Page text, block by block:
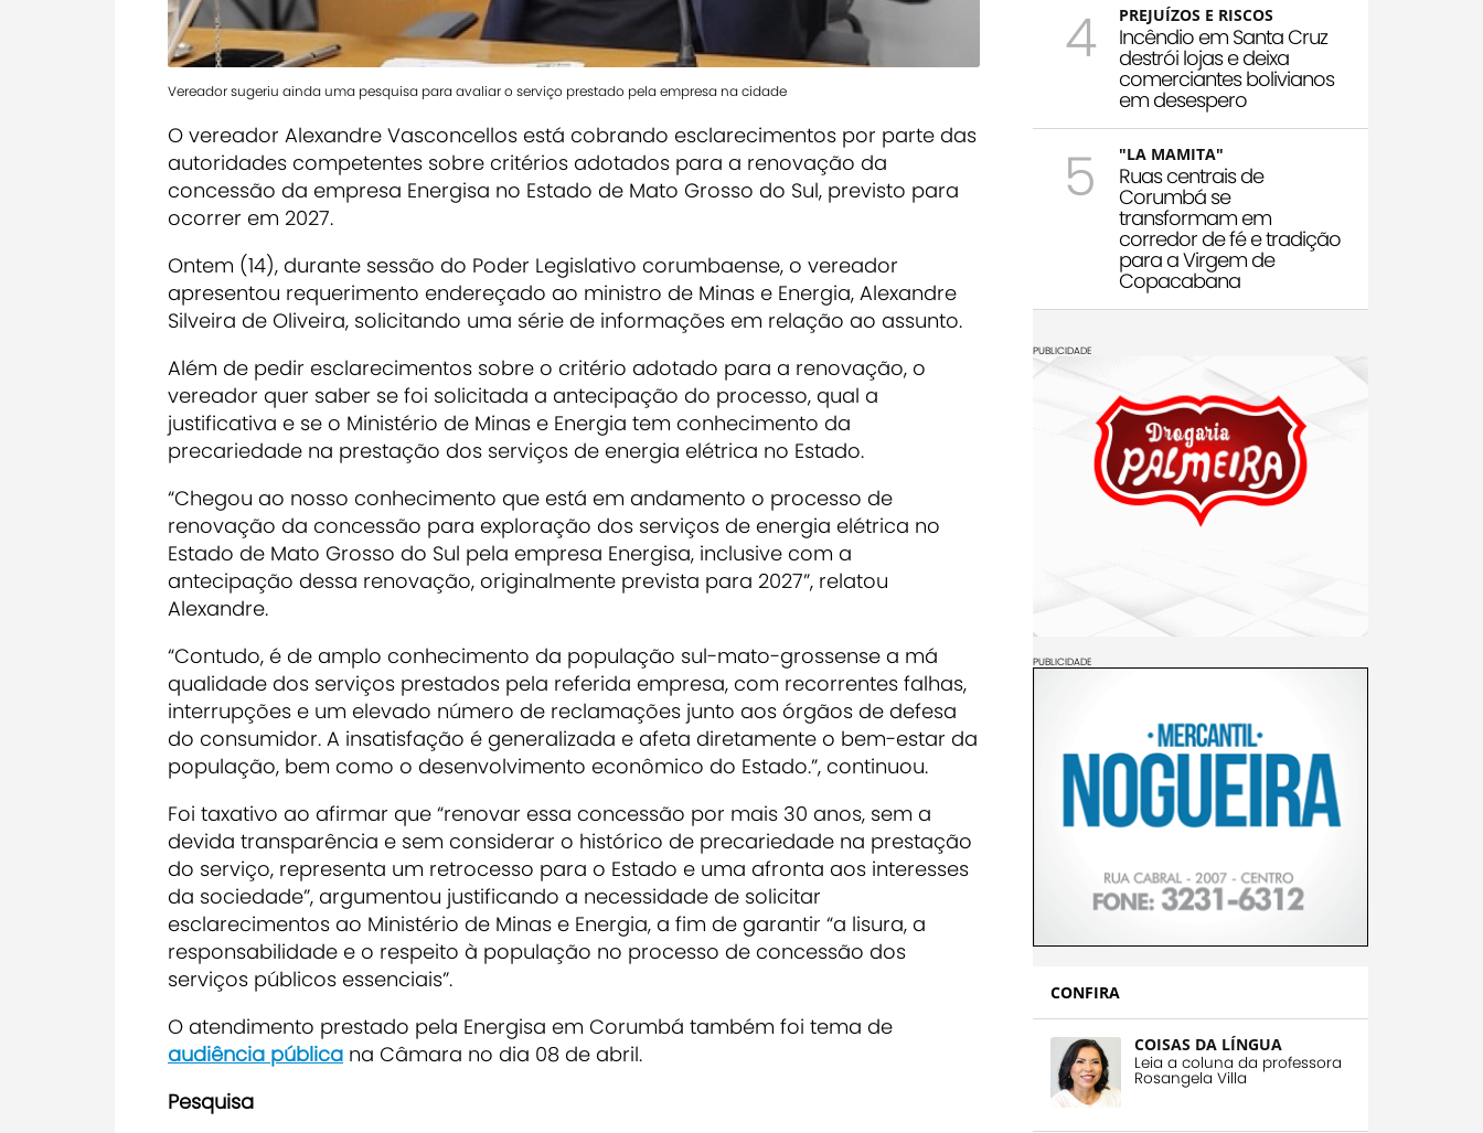
Vereador sugeriu ainda uma pesquisa para avaliar o serviço prestado pela empresa na cidade
O vereador Alexandre Vasconcellos está cobrando esclarecimentos por parte das
autoridades competentes sobre critérios adotados para a renovação da
concessão da empresa Energisa no Estado de Mato Grosso do Sul, previsto para
ocorrer em 2027.
Ontem (14), durante sessão do Poder Legislativo corumbaense, o vereador
apresentou requerimento endereçado ao ministro de Minas e Energia, Alexandre
Silveira de Oliveira, solicitando uma série de informações em relação ao assunto.
Além de pedir esclarecimentos sobre o critério adotado para a renovação, o
vereador quer saber se foi solicitada a antecipação do processo, qual a
justificativa e se o Ministério de Minas e Energia tem conhecimento da
precariedade na prestação dos serviços de energia elétrica no Estado.
“Chegou ao nosso conhecimento que está em andamento o processo de
renovação da concessão para exploração dos serviços de energia elétrica no
Estado de Mato Grosso do Sul pela empresa Energisa, inclusive com a
antecipação dessa renovação, originalmente prevista para 2027”, relatou
Alexandre.
“Contudo, é de amplo conhecimento da população sul-mato-grossense a má
qualidade dos serviços prestados pela referida empresa, com recorrentes falhas,
interrupções e um elevado número de reclamações junto aos órgãos de defesa
do consumidor. A insatisfação é generalizada e afeta diretamente o bem-estar da
população, bem como o desenvolvimento econômico do Estado.”, continuou.
Foi taxativo ao afirmar que “renovar essa concessão por mais 30 anos, sem a
devida transparência e sem considerar o histórico de precariedade na prestação
do serviço, representa um retrocesso para o Estado e uma afronta aos interesses
da sociedade”, argumentou justificando a necessidade de solicitar
esclarecimentos ao Ministério de Minas e Energia, a fim de garantir “a lisura, a
responsabilidade e o respeito à população no processo de concessão dos
serviços públicos essenciais”.
O atendimento prestado pela Energisa em Corumbá também foi tema de
audiência pública na Câmara no dia 08 de abril.
Pesquisa
4 PREJUÍZOS E RISCOS
Incêndio em Santa Cruz
destrói lojas e deixa
comerciantes bolivianos
em desespero
5 "LA MAMITA"
Ruas centrais de
Corumbá se
transformam em
corredor de fé e tradição
para a Virgem de
Copacabana
PUBLICIDADE
PUBLICIDADE
CONFIRA
COISAS DA LÍNGUA
Leia a coluna da professora
Rosangela Villa